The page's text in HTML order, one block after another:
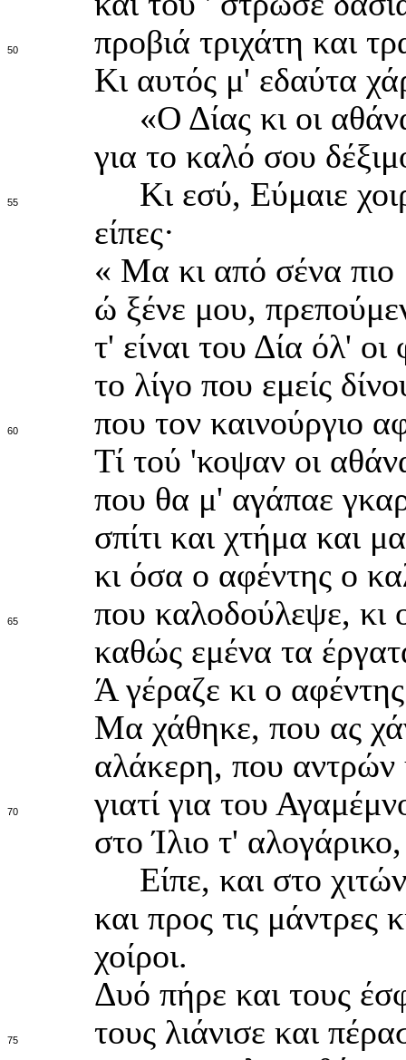
50
προβιά τριχάτη και
Κι αυτός μ' εδαύτα
«Ο Δίας κι οι
για το καλό σου
55
Κι εσύ, Εύμαιε
είπες·
« Μα κι από σένα πιο
ώ ξένε μου,
τ' είναι του Δία όλ' οι
το λίγο που εμείς
60
που τον καινούργιο
Τί τού 'κοψαν οι
που θα μ' αγάπαε
σπίτι και χτήμα και
κι όσα ο αφέντης ο
65
που καλοδούλεψε, κι
καθώς εμένα τα
Ά γέραζε κι ο
Μα χάθηκε, που ας
αλάκερη, που αντρών
70
γιατί για του
στο Ίλιο τ'
Είπε, και στο
και προς τις μάντρες
χοίροι.
Δυό πήρε και τους
75
τους λιάνισε και